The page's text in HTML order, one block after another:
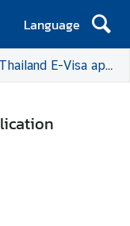
Language
E-Visa application